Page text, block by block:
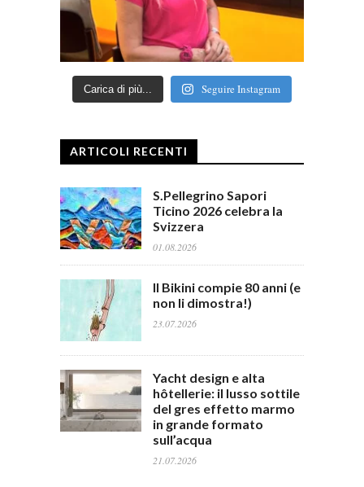
Carica di più... Seguire Instagram
ARTICOLI RECENTI
S.Pellegrino Sapori
Ticino 2026 celebra la
Svizzera
01.08.2026
Il Bikini compie 80 anni (e
non li dimostra!)
23.07.2026
Yacht design e alta
hôtellerie: il lusso sottile
del gres effetto marmo
in grande formato
sull’acqua
21.07.2026